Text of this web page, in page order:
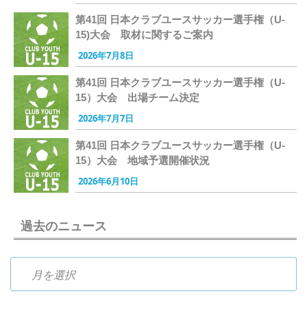
第41回 日本クラブユースサッカー選手権（U-
15)大会 取材に関するご案内
2026年7月8日
第41回 日本クラブユースサッカー選手権（U-
15）大会 出場チーム決定
2026年7月7日
第41回 日本クラブユースサッカー選手権（U-
15）大会 地域予選開催状況
2026年6月10日
過去のニュース